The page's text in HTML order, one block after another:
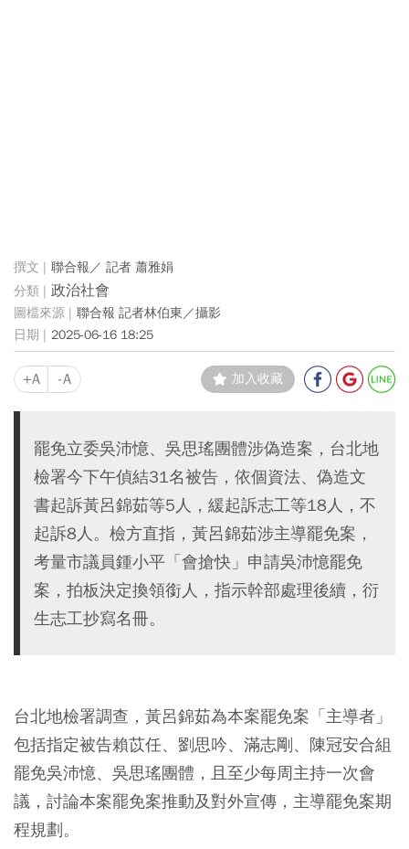
聯合報／ 記者 蕭雅娟
政治社會
聯合報 記者林伯東／攝影
2025-06-16 18:25
+A -A 加入收藏
罷免立委吳沛憶、吳思瑤團體涉偽造案，台北地
檢署今下午偵結31名被告，依個資法、偽造文
書起訴黃呂錦茹等5人，緩起訴志工等18人，不
起訴8人。檢方直指，黃呂錦茹涉主導罷免案，
考量市議員鍾小平「會搶快」申請吳沛憶罷免
案，拍板決定換領銜人，指示幹部處理後續，衍
生志工抄寫名冊。
台北地檢署調查，黃呂錦茹為本案罷免案「主導者」
包括指定被告賴苡任、劉思吟、滿志剛、陳冠安合組
罷免吳沛憶、吳思瑤團體，且至少每周主持一次會
議，討論本案罷免案推動及對外宣傳，主導罷免案期
程規劃。